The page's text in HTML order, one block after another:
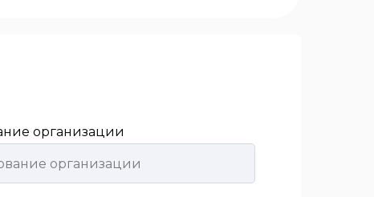
организации